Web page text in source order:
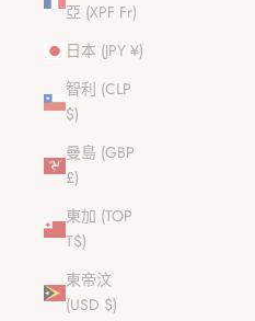
亞 (XPF Fr)
日本 (JPY ¥)
智利 (CLP
$)
曼島 (GBP
£)
東加 (TOP
T$)
東帝汶
(USD $)